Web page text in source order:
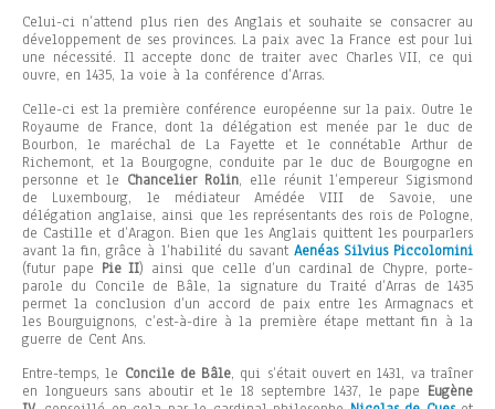
Celui-ci n’attend plus rien des Anglais et souhaite se consacrer au
développement de ses provinces. La paix avec la France est pour lui
une nécessité. Il accepte donc de traiter avec Charles VII, ce qui
ouvre, en 1435, la voie à la conférence d’Arras.
Celle-ci est la première conférence européenne sur la paix. Outre le
Royaume de France, dont la délégation est menée par le duc de
Bourbon, le maréchal de La Fayette et le connétable Arthur de
Richemont, et la Bourgogne, conduite par le duc de Bourgogne en
personne et le Chancelier Rolin, elle réunit l’empereur Sigismond
de Luxembourg, le médiateur Amédée VIII de Savoie, une
délégation anglaise, ainsi que les représentants des rois de Pologne,
de Castille et d’Aragon. Bien que les Anglais quittent les pourparlers
avant la fin, grâce à l’habilité du savant Aenéas Silvius Piccolomini
(futur pape Pie II) ainsi que celle d’un cardinal de Chypre, porte-
parole du Concile de Bâle, la signature du Traité d’Arras de 1435
permet la conclusion d’un accord de paix entre les Armagnacs et
les Bourguignons, c’est-à-dire à la première étape mettant fin à la
guerre de Cent Ans.
Entre-temps, le Concile de Bâle, qui s’était ouvert en 1431, va traîner
en longueurs sans aboutir et le 18 septembre 1437, le pape Eugène